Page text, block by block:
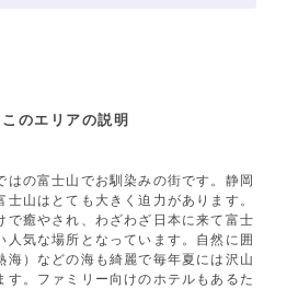
このエリアの説明
はの富士山でお馴染みの街です。静岡
山はとても大きく迫力があります。
で癒やされ、わざわざ日本に来て富士
人気な場所となっています。自然に囲
海）などの海も綺麗で毎年夏には沢山
す。ファミリー向けのホテルもあるた